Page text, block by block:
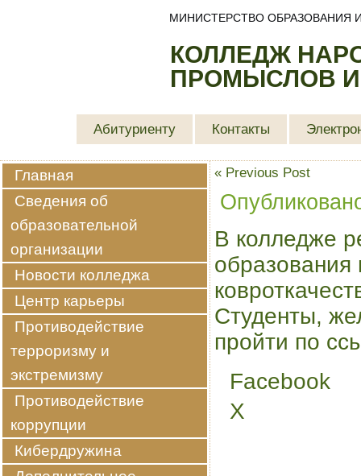
КОЛЛЕДЖ
ПРОМЫСЛОВ
МИНИСТЕРСТВО ОБРАЗОВАНИЯ
Абитуриенту Контакты
Главная
Сведения об
образовательной
организации
Новости колледжа
Центр карьеры
Противодействие
терроризму и
экстремизму
Противодействие
коррупции
Кибердружина
« Previous Post
В колледже
Студенты,
пройти по
Share
the
post
Facebook
X